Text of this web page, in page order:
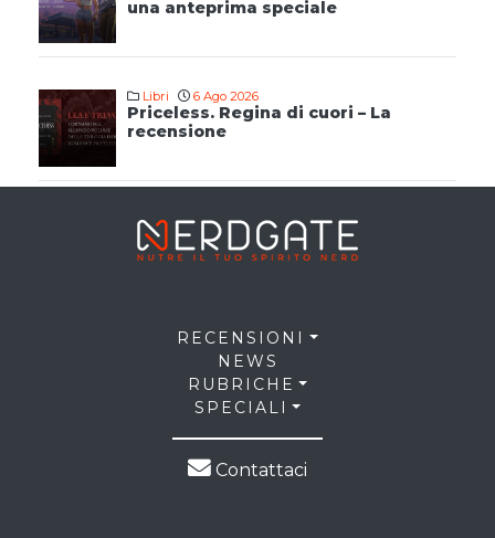
una anteprima speciale
Libri 6 Ago 2026
Priceless. Regina di cuori – La
recensione
RECENSIONI
NEWS
RUBRICHE
SPECIALI
Contattaci